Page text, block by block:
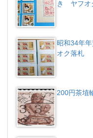
き ヤフオ
昭和34年
オク落札
200円茶